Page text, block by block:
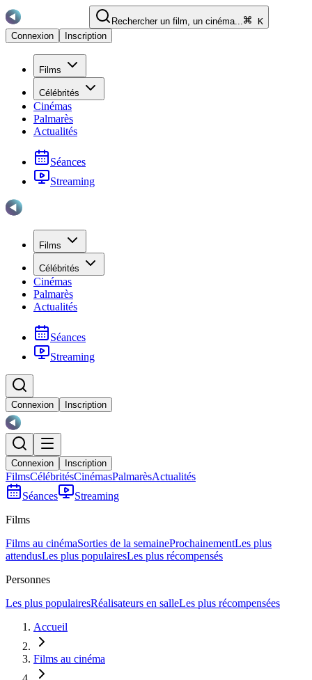
Rechercher un film, un cinéma...
K
Connexion
Inscription
Films
Célébrités
Cinémas
Palmarès
Actualités
Séances
Streaming
Films
Célébrités
Cinémas
Palmarès
Actualités
Séances
Streaming
Connexion Inscription
Connexion Inscription
FilmsCélébritésCinémasPalmarèsActualités
Séances
Streaming
Films
Films au cinémaSorties de la semaineProchainementLes plus
attendusLes plus populairesLes plus récompensés
Personnes
Les plus populairesRéalisateurs en salleLes plus récompensées
Accueil
Films au cinéma